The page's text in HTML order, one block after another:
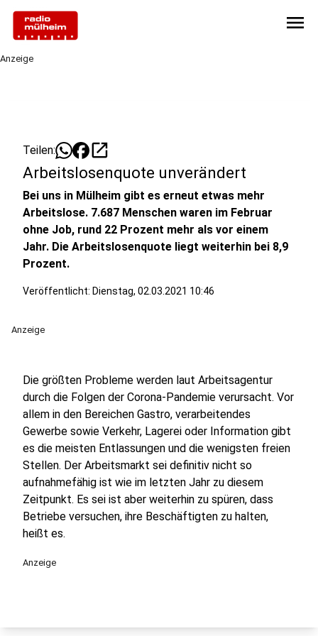
menu
Anzeige
Teilen: open_in_new
Arbeitslosenquote unverändert
Bei uns in Mülheim gibt es erneut etwas mehr
Arbeitslose. 7.687 Menschen waren im Februar
ohne Job, rund 22 Prozent mehr als vor einem
Jahr. Die Arbeitslosenquote liegt weiterhin bei 8,9
Prozent.
Veröffentlicht: Dienstag, 02.03.2021 10:46
Anzeige
Die größten Probleme werden laut Arbeitsagentur
durch die Folgen der Corona-Pandemie verursacht. Vor
allem in den Bereichen Gastro, verarbeitendes
Gewerbe sowie Verkehr, Lagerei oder Information gibt
es die meisten Entlassungen und die wenigsten freien
Stellen. Der Arbeitsmarkt sei definitiv nicht so
aufnahmefähig ist wie im letzten Jahr zu diesem
Zeitpunkt. Es sei ist aber weiterhin zu spüren, dass
Betriebe versuchen, ihre Beschäftigten zu halten,
heißt es.
Anzeige